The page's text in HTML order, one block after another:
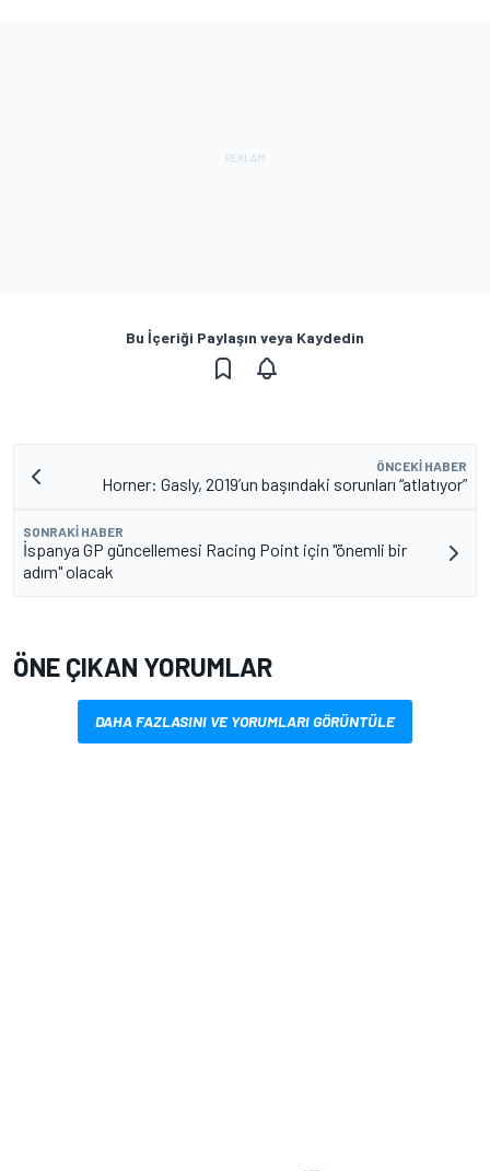
Bu İçeriği Paylaşın veya Kaydedin
ÖNCEKI HABER
Horner: Gasly, 2019’un başındaki sorunları “atlatıyor”
SONRAKI HABER
İspanya GP güncellemesi Racing Point için "önemli bir
adım" olacak
ÖNE ÇIKAN YORUMLAR
DAHA FAZLASINI VE YORUMLARI GÖRÜNTÜLE